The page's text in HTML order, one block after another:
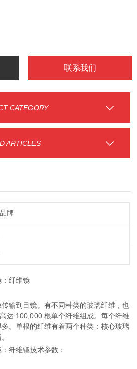
联系我们
CATEGORY
ARTICLES
牌
纤维镜
输到目镜。有不同种类的玻璃纤维，也
达 100,000 根单个纤维组成。每个纤维
。单根的纤维有着两个种类：核心玻璃
纤维镜技术参数：